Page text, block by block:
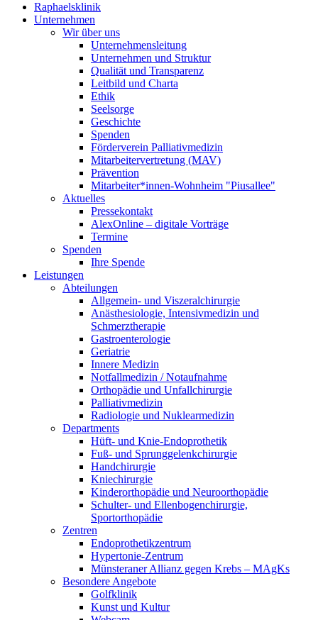
Raphaelsklinik
Unternehmen
Wir über uns
Unternehmensleitung
Unternehmen und Struktur
Qualität und Transparenz
Leitbild und Charta
Ethik
Seelsorge
Geschichte
Spenden
Förderverein Palliativmedizin
Mitarbeitervertretung (MAV)
Prävention
Mitarbeiter*innen-Wohnheim "Piusallee"
Aktuelles
Pressekontakt
AlexOnline – digitale Vorträge
Termine
Spenden
Ihre Spende
Leistungen
Abteilungen
Allgemein- und Viszeralchirurgie
Anästhesiologie, Intensivmedizin und
Schmerztherapie
Gastroenterologie
Geriatrie
Innere Medizin
Notfallmedizin / Notaufnahme
Orthopädie und Unfallchirurgie
Palliativmedizin
Radiologie und Nuklearmedizin
Departments
Hüft- und Knie-Endoprothetik
Fuß- und Sprunggelenkchirurgie
Handchirurgie
Kniechirurgie
Kinderorthopädie und Neuroorthopädie
Schulter- und Ellenbogenchirurgie,
Sportorthopädie
Zentren
Endoprothetikzentrum
Hypertonie-Zentrum
Münsteraner Allianz gegen Krebs – MAgKs
Besondere Angebote
Golfklinik
Kunst und Kultur